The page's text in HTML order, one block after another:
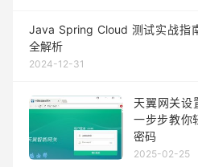
Java Spring Cloud 测试实战指
全解析
2024-12-31
天翼网关设
一步步教你
密码
2025-02-25